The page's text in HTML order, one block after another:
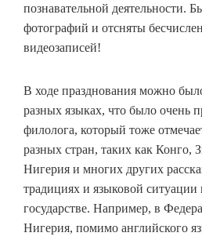
познавательной деятельности.
фотографий и отсняты
видеозаписей!
В ходе празднования можно
разных языках, что было очень
филолога, который тоже
разных стран, таких как Конго,
Нигерия и многих других
традициях и языковой
государстве. Например, в
Нигерия, помимо английского